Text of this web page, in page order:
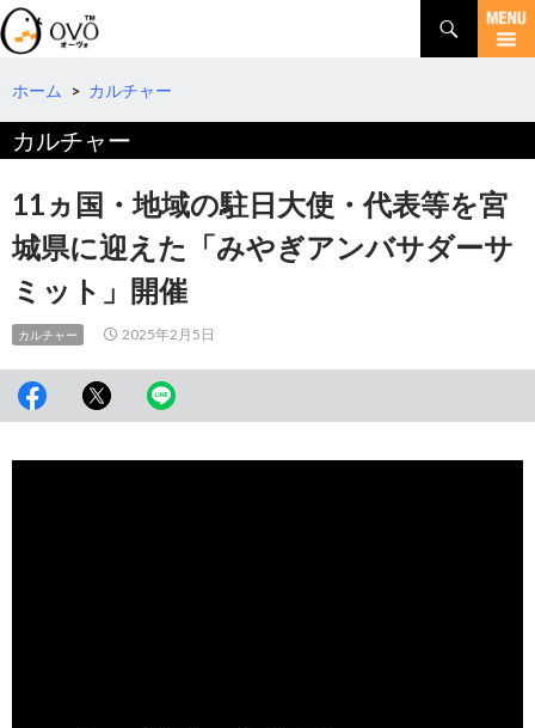
検
索
コ
テ
ツ
へ
ホーム > カルチャー
カルチャー
11ヵ国・地域の駐日大使・代表等を宮
城県に迎えた「みやぎアンバサダーサ
ミット」開催
カルチャー 2025年2月5日